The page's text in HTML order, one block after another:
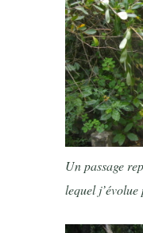
Un passage
lequel